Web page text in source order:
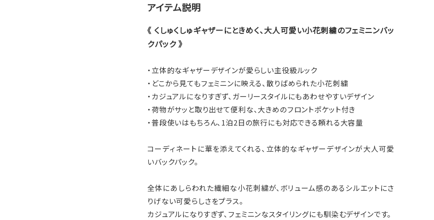
アイテム説明
《 くしゅくしゅギャザーにときめく、大人可愛い小花刺繍のフェミニンバッ
クパック 》
・立体的なギャザーデザインが愛らしい主役級ルック
・どこから見てもフェミニンに映える、散りばめられた小花刺繍
・カジュアルになりすぎず、ガーリースタイルにもあわせやすいデザイン
・荷物がサッと取り出せて便利な、大きめのフロントポケット付き
・普段使いはもちろん、1泊2日の旅行にも対応できる頼れる大容量
コーディネートに華を添えてくれる、立体的なギャザーデザインが大人可愛
いバックパック。
全体にあしらわれた繊細な小花刺繍が、ボリューム感のあるシルエットにさ
りげない可愛らしさをプラス。
カジュアルになりすぎず、フェミニンなスタイリングにも馴染むデザインです。